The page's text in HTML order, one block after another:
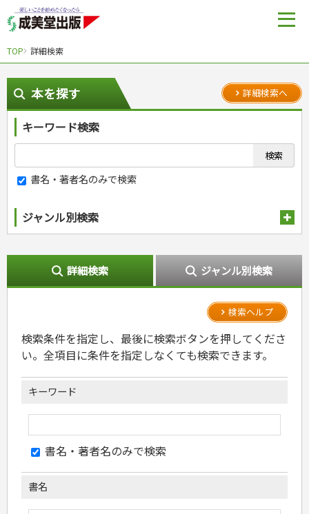
TOP 詳細検索
本を探す 詳細検索へ
キーワード検索
書名・著者名のみで検索
ジャンル別検索
スポーツ
スポーツルール
ジュニアスポーツ
その他スポーツ
自然・アウトドア・ペット
園芸・野菜づくり
雑学
ゲーム・マジック
家相・風水・占い
音楽・楽器
趣味・鑑賞・カメラ
俳句・詩・ことば
辞典
語学・旅行会話
運転免許
原付・二輪
その他免許
生活・暮らし
料理
各国料理
お弁当
健康メニュー・ダイエット
調理器具クッキング
お菓子・ケーキ・パン
ソーイング
クラフト
インテリア・ハウジング
収納・掃除・暮らし
美容・ファッション
ダイエット・エクササイズ
メイク・ネイル・ヘア
着物・着つけ
冠婚葬祭・手紙・ペン字
冠婚葬祭・スピーチ・マナー
手紙・ペン字
妊娠・出産・育児
妊娠・出産・育児
離乳食・幼児食・こどもレシピ
健康と保育
家庭医学・病気
健康知識
生活習慣病
看護一般
介護一般
保育・教育
パネルシアター
児童一般
おりがみ・あやとり
のりもの・ずかん
読み物・絵本
学参・ドリル
学習・地図
自由研究・読書感想文
就職活動
就職活動
就職試験
公務員試験
資格試験
検定試験・資格試験
英語検定・TOEIC
漢字検定・数学検定
看護・薬学
介護・社会福祉士
保育士
司法書士・社労士
ビジネス
ビジネス・法律
簿記・経理・税金・保険
その他ビジネス
自己啓発
ビジネス読み物
旅行・歴史
国内・海外旅行
国外旅行
地理・歴史
文庫
文庫
成美文庫
その他文庫
ダイアリー
ダイアリー
詳細検索 ジャンル別検索
検索ヘルプ
検索条件を指定し、最後に検索ボタンを押してくださ
い。全項目に条件を指定しなくても検索できます。
キーワード
書名・著者名のみで検索
書名